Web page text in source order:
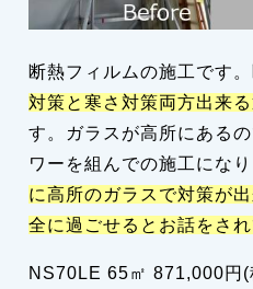
断熱フィルムの施工です
対策と寒さ対策両方出来
す。ガラスが高所にある
ワーを組んでの施工にな
に高所のガラスで対策が
全に過ごせるとお話をされ
NS70LE 65㎡ 871,000円